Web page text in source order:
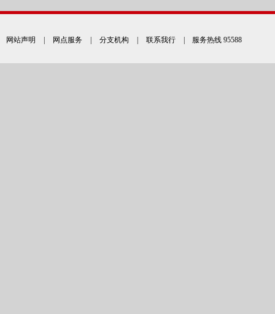
网站声明 网点服务 分支机构 联系我行 | 服务热线 95588